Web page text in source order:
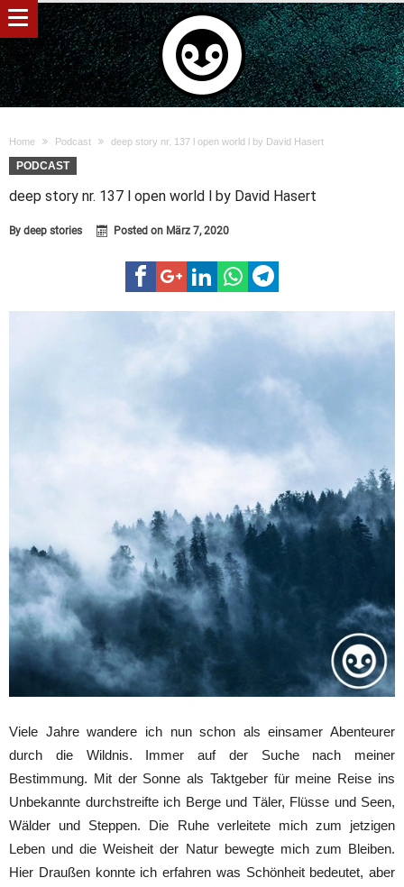
Home Podcast deep story nr. 137 l open world l by David Hasert
PODCAST
deep story nr. 137 l open world l by David Hasert
By deep stories Posted on März 7, 2020
Viele Jahre wandere ich nun schon als einsamer Abenteurer
durch die Wildnis. Immer auf der Suche nach meiner
Bestimmung. Mit der Sonne als Taktgeber für meine Reise ins
Unbekannte durchstreifte ich Berge und Täler, Flüsse und Seen,
Wälder und Steppen. Die Ruhe verleitete mich zum jetzigen
Leben und die Weisheit der Natur bewegte mich zum Bleiben.
Hier Draußen konnte ich erfahren was Schönheit bedeutet, aber